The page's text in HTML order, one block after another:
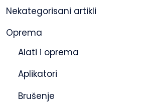
Nekategorisani artikli
Oprema
Alati i oprema
Aplikatori
Brušenje